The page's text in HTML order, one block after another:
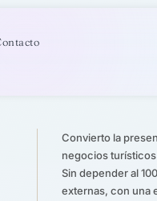
Convierto la
negocios
Sin depender al
externas, con una